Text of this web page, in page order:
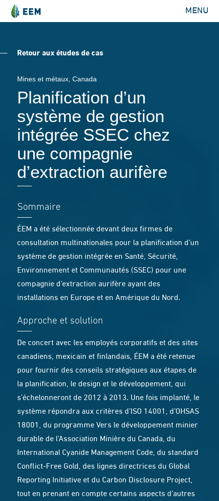
MENU
Retour aux études de cas
Mines et métaux , Canada
Planification d’un
système de gestion
intégrée SSEC chez
une compagnie
d’extraction aurifère
Sommaire
ÉEM a été sélectionnée devant deux firmes de
consultation multinationales pour la planification d’un
système de gestion intégrée en Santé, Sécurité,
Environnement et Communautés (SSEC) pour une
compagnie d’extraction aurifère ayant des
installations en Europe et en Amérique du Nord.
Approche et solution
De concert avec les employés corporatifs et des sites
canadiens, mexicain et finlandais, ÉEM a été retenue
pour fournir des conseils stratégiques aux étapes de
la planification, le design et le développement, qui
s’échelonneront de 2012 à 2013. Une fois implanté, le
système répondra aux critères d’ISO 14001, d’OHSAS
18001, du programme Vers le développement minier
durable de l’Association Minière du Canada, du
International Cyanide Management Code, du standard
Conflict-Free Gold, des lignes directrices du Global
Reporting Initiative et du Carbon Disclosure Project,
tout en prenant en compte certains aspects d’autres